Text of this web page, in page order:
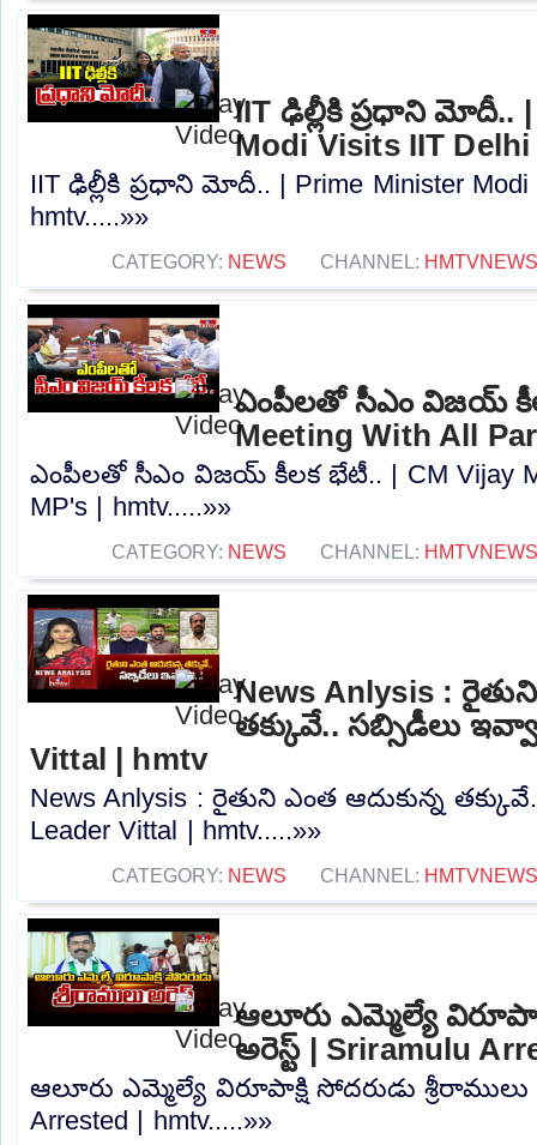
IIT ఢిల్లీకి ప్రధాని మోదీ..
Modi Visits IIT
IIT ఢిల్లీకి ప్రధాని మోదీ.. | Prime Minister Modi
hmtv.....»»
CATEGORY: NEWS CHANNEL: HMTVNEWS
ఎంపీలతో సీఎం విజయ్
Meeting With All
ఎంపీలతో సీఎం విజయ్ కీలక భేటీ.. | CM Vijay
MP's | hmtv.....»»
CATEGORY: NEWS CHANNEL: HMTVNEWS
News Anlysis :
తక్కువే.. సబ్సిడీలు
Vittal | hmtv
News Anlysis : రైతుని ఎంత ఆదుకున్న
Leader Vittal | hmtv.....»»
CATEGORY: NEWS CHANNEL: HMTVNEWS
ఆలూరు ఎమ్మెల్యే
అరెస్ట్‌ | Sriramulu
ఆలూరు ఎమ్మెల్యే విరూపాక్షి సోదరుడు శ్రీరాములు
Arrested | hmtv.....»»